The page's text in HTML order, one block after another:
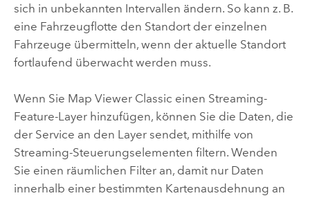
sich in unbekannten Intervallen ändern. So kann z. B.
eine Fahrzeugflotte den Standort der einzelnen
Fahrzeuge übermitteln, wenn der aktuelle Standort
fortlaufend überwacht werden muss.
Wenn Sie Map Viewer Classic einen Streaming-
Feature-Layer hinzufügen, können Sie die Daten, die
der Service an den Layer sendet, mithilfe von
Streaming-Steuerungselementen filtern. Wenden
Sie einen räumlichen Filter an, damit nur Daten
innerhalb einer bestimmten Kartenausdehnung an